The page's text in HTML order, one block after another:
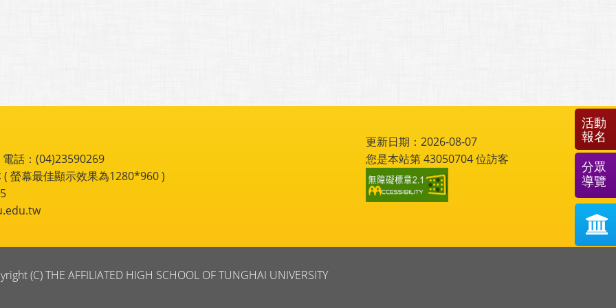
話：(04)23590269
螢幕最佳顯示效果為1280*960 )
您是本站第43050704位訪客
活動
報名
分眾
導覽